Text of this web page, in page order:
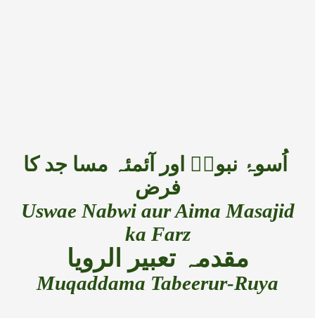
اُسوۂ نبویؐ اور آئمئہ مسا جد کا
فرض
Uswae Nabwi aur Aima Masajid
ka Farz
مقدمہ تعبیر الرویا
Muqaddama Tabeerur-Ruya